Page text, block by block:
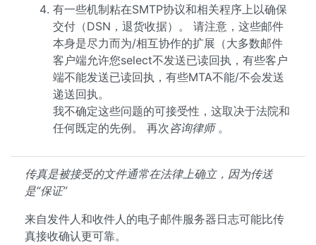
有一些机制粘在SMTP协议和相关程序上以确保
交付（DSN，退货收据）。 请注意，这些邮件
本身是尽力而为/相互协作的扩展（大多数邮件
客户端允许您select不发送已读回执，有些客户
端不能发送已读回执，有些MTA不能/不会发送
递送回执。
我不确定这些问题的可接受性，这取决于法院和
任何既定的先例。 再次 咨询律师。
传真是被接受的文件通常在法律上确立，因为传送
是“保证”
来自发件人和收件人的电子邮件服务器日志可能比传
真接收确认更可靠。